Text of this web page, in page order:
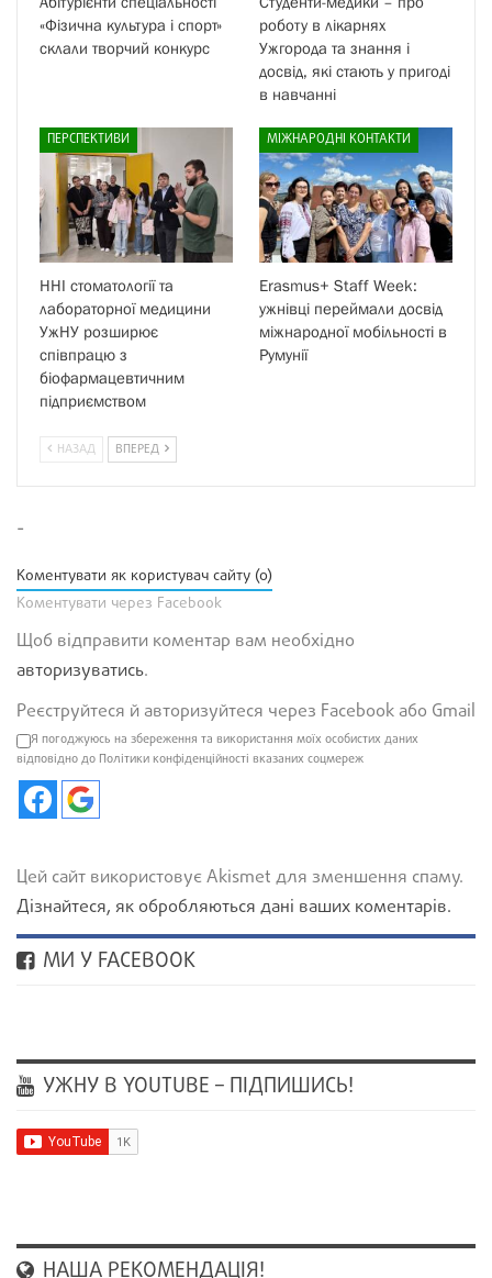
«Фізична культура і спорт»
склали творчий конкурс
роботу в лікарнях
Ужгорода та знання і
досвід, які стають у пригоді
в навчанні
ПЕРСПЕКТИВИ
ННІ стоматології та
лабораторної медицини
УжНУ розширює
співпрацю з
біофармацевтичним
підприємством
МІЖНАРОДНІ КОНТАКТИ
Erasmus+ Staff Week:
ужнівці переймали досвід
міжнародної мобільності в
Румунії
НАЗАД ВПЕРЕД
-
Коментувати як користувач сайту (0)
Коментувати через Facebook
Щоб відправити коментар вам необхідно
авторизуватись.
Реєструйтеся й авторизуйтеся через Facebook або Gmail
Я погоджуюсь на збереження та використання моїх особистих даних
відповідно до Політики конфіденційності вказаних соцмереж
Цей сайт використовує Akismet для зменшення спаму.
Дізнайтеся, як обробляються дані ваших коментарів.
МИ У FACEBOOK
УЖНУ В YOUTUBE – ПІДПИШИСЬ!
НАША РЕКОМЕНДАЦІЯ!